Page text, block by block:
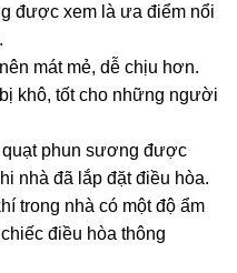
được xem là ưa điểm nổi
mát mẻ, dễ chịu hơn.
khô, tốt cho những người
phun sương được
nhà đã lắp đặt điều hòa.
trong nhà có một độ ẩm
điều hòa thông